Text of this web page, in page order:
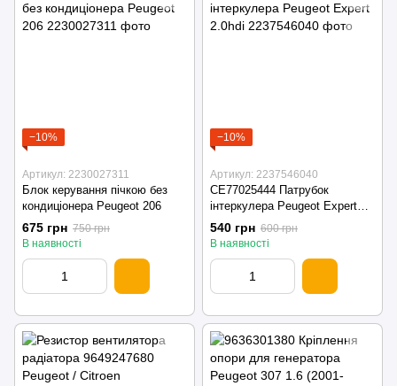
−10%
Артикул: 2230027311
Блок керування пічкою без
кондиціонера Peugeot 206
675 грн 750 грн
В наявності
−10%
Артикул: 2237546040
CE77025444 Патрубок
інтеркулера Peugeot Expert
2.0hdi
540 грн 600 грн
В наявності